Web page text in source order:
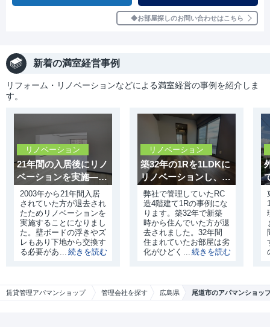
賃貸管理アパマンショップ 管理会社を探す 広島県 尾道市のアパマンショッ
お部屋探しのお問い合わせはこちら
新着の満室経営事例
リフォーム・リノベーションなどによる満室経営の事例を紹介しま
す。
リノベーション
21年間の入居後にリノ
ベーションを実施——
老朽化した設備を一新
2003年から21年間入居
されていた方が退去され
たためリノベーションを
実施することになりまし
た。壁ボードの浮きやズ
レもあり下地から交換す
る必要がありました。当
がありました。
リノベーション
築32年の1Rを1LDKに
リノベーションし、1
カ月で満室を実現
弊社で管理していたRC
造4階建て1Rの事例にな
ります。築32年で新築
時から住んでいた方が退
去されました。32年間
住まれていたお部屋は劣
化がひどく、原状回復す